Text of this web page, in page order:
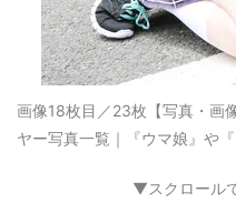
画像18枚目／23枚 【写真・
ヤー写真一覧｜『ウマ娘』や
▼スクロール